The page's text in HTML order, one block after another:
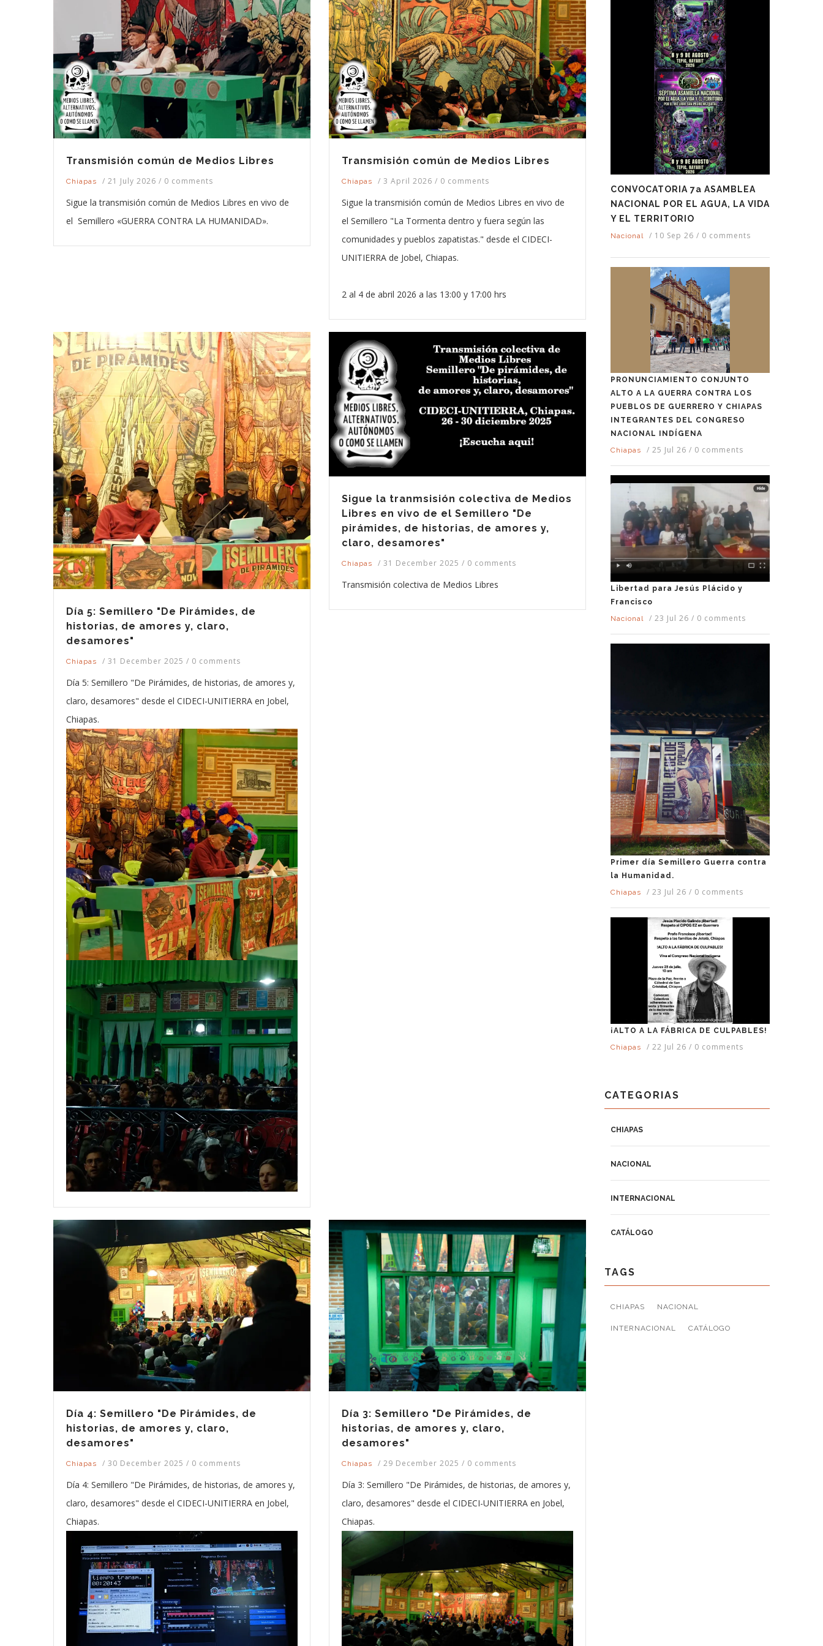
Transmisión común de Medios Libres
Chiapas / 21 July 2026 / 0 comments
Sigue la transmisión común de Medios Libres en vivo de
el Semillero «GUERRA CONTRA LA HUMANIDAD».
Transmisión común de Medios Libres
Chiapas / 3 April 2026 / 0 comments
Sigue la transmisión común de Medios Libres en vivo de
el Semillero "La Tormenta dentro y fuera según las
comunidades y pueblos zapatistas." desde el CIDECI-
UNITIERRA de Jobel, Chiapas.
2 al 4 de abril 2026 a las 13:00 y 17:00 hrs
Día 5: Semillero "De Pirámides, de
historias, de amores y, claro,
desamores"
Chiapas / 31 December 2025 / 0 comments
Día 5: Semillero "De Pirámides, de historias, de amores y,
claro, desamores" desde el CIDECI-UNITIERRA en Jobel,
Chiapas.
Sigue la tranmsisión colectiva de Medios
Libres en vivo de el Semillero "De
pirámides, de historias, de amores y,
claro, desamores"
Chiapas / 31 December 2025 / 0 comments
Transmisión colectiva de Medios Libres
Día 4: Semillero "De Pirámides, de
historias, de amores y, claro,
desamores"
Chiapas / 30 December 2025 / 0 comments
Día 4: Semillero "De Pirámides, de historias, de amores y,
claro, desamores" desde el CIDECI-UNITIERRA en Jobel,
Chiapas.
Día 3: Semillero "De Pirámides, de
historias, de amores y, claro,
desamores"
Chiapas / 29 December 2025 / 0 comments
Día 3: Semillero "De Pirámides, de historias, de amores y,
claro, desamores" desde el CIDECI-UNITIERRA en Jobel,
Chiapas.
CONVOCATORIA 7a ASAMBLEA
NACIONAL POR EL AGUA, LA VIDA
Y EL TERRITORIO
Nacional / 10 Sep 26 / 0 comments
PRONUNCIAMIENTO CONJUNTO
ALTO A LA GUERRA CONTRA LOS
PUEBLOS DE GUERRERO Y CHIAPAS
INTEGRANTES DEL CONGRESO
NACIONAL INDÍGENA
Chiapas
/ 25 Jul 26 / 0 comments
Libertad para Jesús Plácido y
Francisco
Nacional
/ 23 Jul 26 / 0 comments
Primer día Semillero Guerra contra
la Humanidad.
Chiapas
/ 23 Jul 26 / 0 comments
¡ALTO A LA FÁBRICA DE CULPABLES!
Chiapas
/ 22 Jul 26 / 0 comments
CATEGORIAS
CHIAPAS
NACIONAL
INTERNACIONAL
CATÁLOGO
TAGS
CHIAPAS NACIONAL
INTERNACIONAL CATÁLOGO